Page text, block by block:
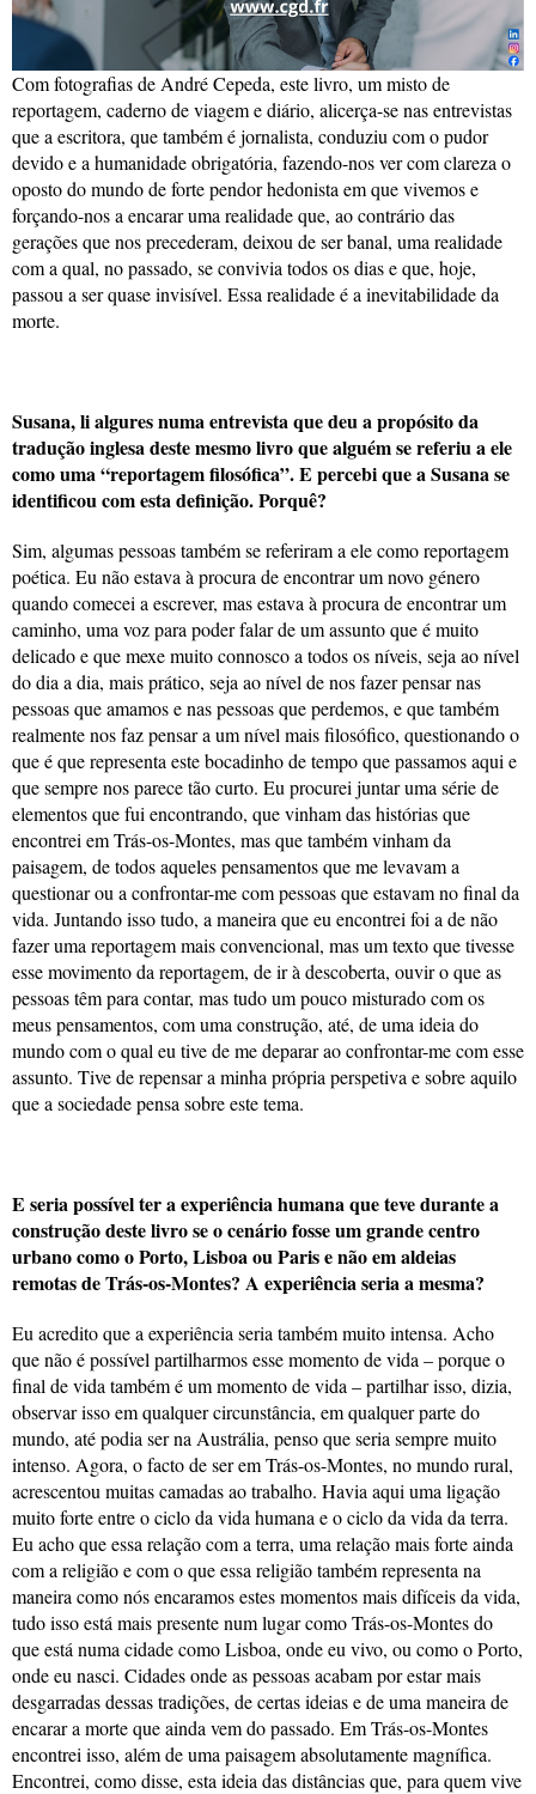
Com fotografias de André Cepeda, este livro, um misto de
reportagem, caderno de viagem e diário, alicerça-se nas entrevistas
que a escritora, que também é jornalista, conduziu com o pudor
devido e a humanidade obrigatória, fazendo-nos ver com clareza o
oposto do mundo de forte pendor hedonista em que vivemos e
forçando-nos a encarar uma realidade que, ao contrário das
gerações que nos precederam, deixou de ser banal, uma realidade
com a qual, no passado, se convivia todos os dias e que, hoje,
passou a ser quase invisível. Essa realidade é a inevitabilidade da
morte.
Susana, li algures numa entrevista que deu a propósito da
tradução inglesa deste mesmo livro que alguém se referiu a ele
como uma “reportagem filosófica”. E percebi que a Susana se
identificou com esta definição. Porquê?
Sim, algumas pessoas também se referiram a ele como reportagem
poética. Eu não estava à procura de encontrar um novo género
quando comecei a escrever, mas estava à procura de encontrar um
caminho, uma voz para poder falar de um assunto que é muito
delicado e que mexe muito connosco a todos os níveis, seja ao nível
do dia a dia, mais prático, seja ao nível de nos fazer pensar nas
pessoas que amamos e nas pessoas que perdemos, e que também
realmente nos faz pensar a um nível mais filosófico, questionando o
que é que representa este bocadinho de tempo que passamos aqui e
que sempre nos parece tão curto. Eu procurei juntar uma série de
elementos que fui encontrando, que vinham das histórias que
encontrei em Trás-os-Montes, mas que também vinham da
paisagem, de todos aqueles pensamentos que me levavam a
questionar ou a confrontar-me com pessoas que estavam no final da
vida. Juntando isso tudo, a maneira que eu encontrei foi a de não
fazer uma reportagem mais convencional, mas um texto que tivesse
esse movimento da reportagem, de ir à descoberta, ouvir o que as
pessoas têm para contar, mas tudo um pouco misturado com os
meus pensamentos, com uma construção, até, de uma ideia do
mundo com o qual eu tive de me deparar ao confrontar-me com esse
assunto. Tive de repensar a minha própria perspetiva e sobre aquilo
que a sociedade pensa sobre este tema.
E seria possível ter a experiência humana que teve durante a
construção deste livro se o cenário fosse um grande centro
urbano como o Porto, Lisboa ou Paris e não em aldeias
remotas de Trás-os-Montes? A experiência seria a mesma?
Eu acredito que a experiência seria também muito intensa. Acho
que não é possível partilharmos esse momento de vida – porque o
final de vida também é um momento de vida – partilhar isso, dizia,
observar isso em qualquer circunstância, em qualquer parte do
mundo, até podia ser na Austrália, penso que seria sempre muito
intenso. Agora, o facto de ser em Trás-os-Montes, no mundo rural,
acrescentou muitas camadas ao trabalho. Havia aqui uma ligação
muito forte entre o ciclo da vida humana e o ciclo da vida da terra.
Eu acho que essa relação com a terra, uma relação mais forte ainda
com a religião e com o que essa religião também representa na
maneira como nós encaramos estes momentos mais difíceis da vida,
tudo isso está mais presente num lugar como Trás-os-Montes do
que está numa cidade como Lisboa, onde eu vivo, ou como o Porto,
onde eu nasci. Cidades onde as pessoas acabam por estar mais
desgarradas dessas tradições, de certas ideias e de uma maneira de
encarar a morte que ainda vem do passado. Em Trás-os-Montes
encontrei isso, além de uma paisagem absolutamente magnífica.
Encontrei, como disse, esta ideia das distâncias que, para quem vive